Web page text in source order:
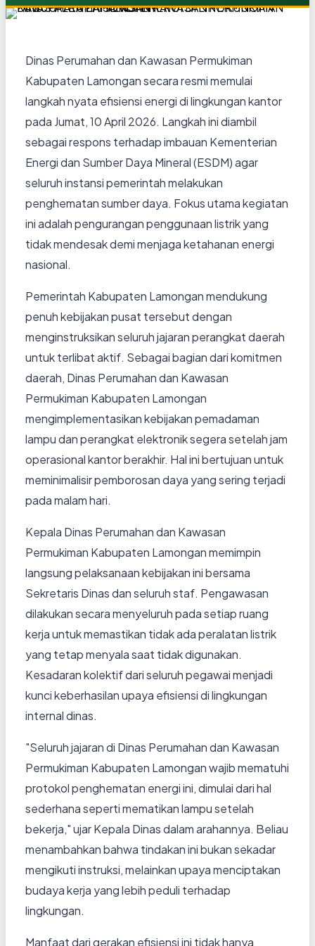
Dinas Perumahan dan Kawasan Permukiman
Kabupaten Lamongan secara resmi memulai
langkah nyata efisiensi energi di lingkungan kantor
pada Jumat, 10 April 2026. Langkah ini diambil
sebagai respons terhadap imbauan Kementerian
Energi dan Sumber Daya Mineral (ESDM) agar
seluruh instansi pemerintah melakukan
penghematan sumber daya. Fokus utama kegiatan
ini adalah pengurangan penggunaan listrik yang
tidak mendesak demi menjaga ketahanan energi
nasional.
Pemerintah Kabupaten Lamongan mendukung
penuh kebijakan pusat tersebut dengan
menginstruksikan seluruh jajaran perangkat daerah
untuk terlibat aktif. Sebagai bagian dari komitmen
daerah, Dinas Perumahan dan Kawasan
Permukiman Kabupaten Lamongan
mengimplementasikan kebijakan pemadaman
lampu dan perangkat elektronik segera setelah jam
operasional kantor berakhir. Hal ini bertujuan untuk
meminimalisir pemborosan daya yang sering terjadi
pada malam hari.
Kepala Dinas Perumahan dan Kawasan
Permukiman Kabupaten Lamongan memimpin
langsung pelaksanaan kebijakan ini bersama
Sekretaris Dinas dan seluruh staf. Pengawasan
dilakukan secara menyeluruh pada setiap ruang
kerja untuk memastikan tidak ada peralatan listrik
yang tetap menyala saat tidak digunakan.
Kesadaran kolektif dari seluruh pegawai menjadi
kunci keberhasilan upaya efisiensi di lingkungan
internal dinas.
"Seluruh jajaran di Dinas Perumahan dan Kawasan
Permukiman Kabupaten Lamongan wajib mematuhi
protokol penghematan energi ini, dimulai dari hal
sederhana seperti mematikan lampu setelah
bekerja," ujar Kepala Dinas dalam arahannya. Beliau
menambahkan bahwa tindakan ini bukan sekadar
mengikuti instruksi, melainkan upaya menciptakan
budaya kerja yang lebih peduli terhadap
lingkungan.
Manfaat dari gerakan efisiensi ini tidak hanya